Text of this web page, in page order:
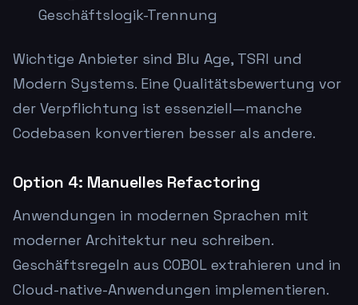
Geschäftslogik-Trennung
Wichtige Anbieter sind Blu Age, TSRI und
Modern Systems. Eine Qualitätsbewertung vor
der Verpflichtung ist essenziell—manche
Codebasen konvertieren besser als andere.
Option 4: Manuelles Refactoring
Anwendungen in modernen Sprachen mit
moderner Architektur neu schreiben.
Geschäftsregeln aus COBOL extrahieren und in
Cloud-native-Anwendungen implementieren.